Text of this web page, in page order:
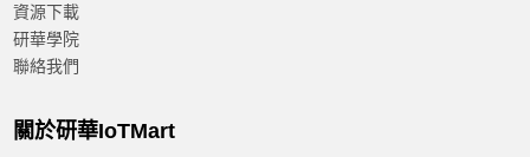
資源下載
研華學院
聯絡我們
關於研華IoTMart